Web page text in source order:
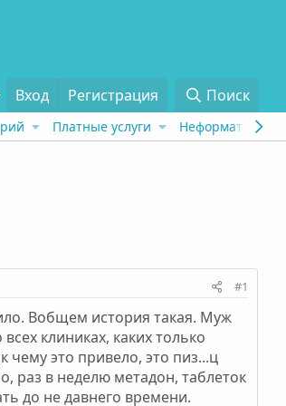
Отзывы О проекте
Вход Регистрация Поиск
Платные услуги Неформат
#1
Вобщем история такая. Муж
клиниках, каких только
это привело, это пиз...ц
раз в неделю метадон, таблеток
до не давнего времени.